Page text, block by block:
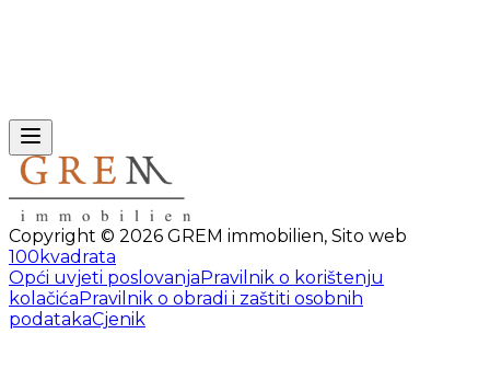
Copyright © 2026 GREM immobilien, Sito web
100kvadrata
Opći uvjeti poslovanjaPravilnik o korištenju
kolačićaPravilnik o obradi i zaštiti osobnih
podatakaCjenik